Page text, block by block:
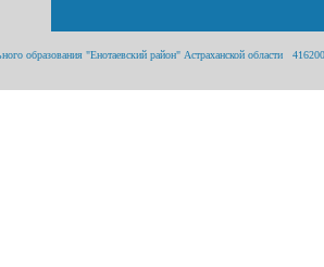
образования "Енотаевский район" Астраханской области